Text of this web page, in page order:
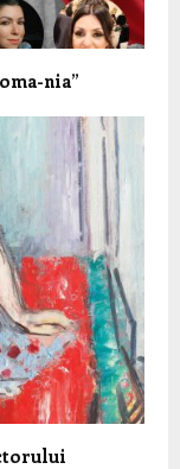
nia”